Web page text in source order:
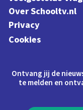
Over Schooltv.nl
Privacy
Cookies
Ontvang jij de
te melden en